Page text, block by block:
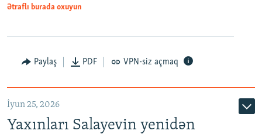
Ətraflı burada oxuyun
Paylaş PDF VPN-siz açmaq
İyun 25, 2026
Yaxınları Salayevin yenidən